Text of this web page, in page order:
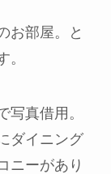
お部屋。と
。
写真借用。
ダイニング
ニーがあり